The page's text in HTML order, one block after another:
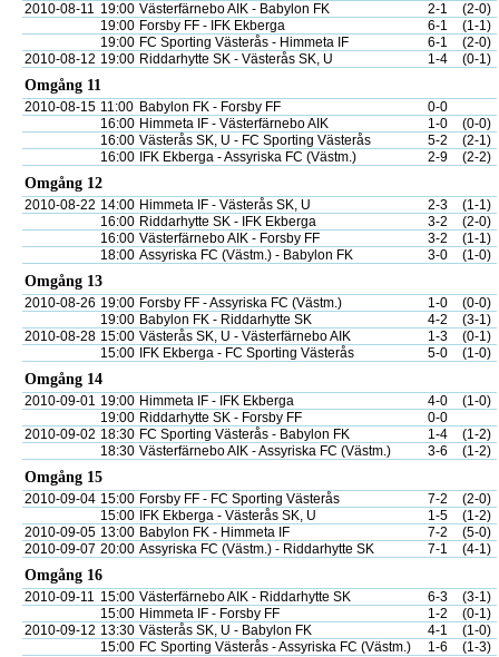
2010-08-11 19:00 Västerfärnebo AIK - Babylon FK 2-1
(2-0)
19:00 Forsby FF - IFK Ekberga 6-1
(1-1)
19:00 FC Sporting Västerås - Himmeta IF 6-1
(2-0)
2010-08-12 19:00 Riddarhytte SK - Västerås SK, U 1-4 (0-1)
Omgång 11
2010-08-15 11:00 Babylon FK - Forsby FF
0-0
16:00 Himmeta IF - Västerfärnebo AIK 1-0
(0-0)
16:00 Västerås SK, U - FC Sporting Västerås 5-2
(2-1)
16:00
IFK Ekberga - Assyriska FC (Västm.) 2-9 (2-2)
Omgång 12
2010-08-22 14:00 Himmeta IF - Västerås SK, U 2-3
(1-1)
16:00 Riddarhytte SK - IFK Ekberga 3-2
(2-0)
16:00 Västerfärnebo AIK - Forsby FF 3-2
(1-1)
18:00 Assyriska FC (Västm.) - Babylon FK 3-0 (1-0)
Omgång 13
2010-08-26 19:00 Forsby FF - Assyriska FC (Västm.) 1-0
(0-0)
19:00 Babylon FK - Riddarhytte SK 4-2
(3-1)
2010-08-28 15:00 Västerås SK, U - Västerfärnebo AIK 1-3
(0-1)
15:00
IFK Ekberga - FC Sporting Västerås 5-0 (1-0)
Omgång 14
2010-09-01 19:00 Himmeta IF - IFK Ekberga 4-0
(1-0)
19:00 Riddarhytte SK - Forsby FF
0-0
2010-09-02 18:30 FC Sporting Västerås - Babylon FK 1-4
(1-2)
18:30 Västerfärnebo AIK - Assyriska FC (Västm.) 3-6 (1-2)
Omgång 15
2010-09-04 15:00 Forsby FF - FC Sporting Västerås 7-2
(2-0)
15:00
IFK Ekberga - Västerås SK, U 1-5
(1-2)
2010-09-05 13:00 Babylon FK - Himmeta IF 7-2
(5-0)
2010-09-07 20:00 Assyriska FC (Västm.) - Riddarhytte SK 7-1 (4-1)
Omgång 16
2010-09-11 15:00 Västerfärnebo AIK - Riddarhytte SK 6-3
(3-1)
15:00 Himmeta IF - Forsby FF 1-2
(0-1)
2010-09-12 13:30 Västerås SK, U - Babylon FK 4-1
(1-0)
15:00 FC Sporting Västerås - Assyriska FC (Västm.) 1-6 (1-3)